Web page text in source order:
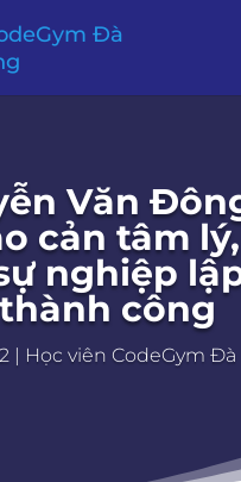
Văn
cản tâm
nghiệp
công
| Học viên CodeGym